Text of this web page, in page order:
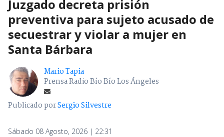
Juzgado decreta prisión
preventiva para sujeto acusado de
secuestrar y violar a mujer en
Santa Bárbara
Mario Tapia
Prensa Radio Bío Bío Los Ángeles
Publicado porSergio Silvestre
Sábado 08 Agosto, 2026 | 22:31